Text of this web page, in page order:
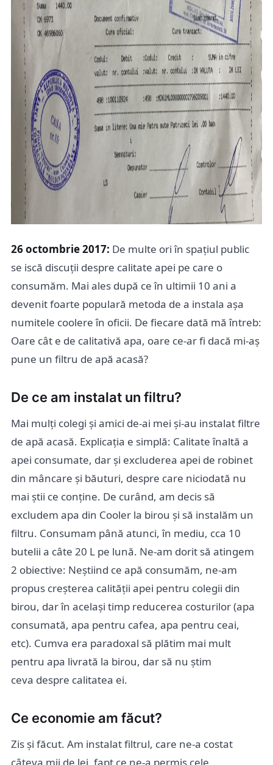
26 octombrie 2017: De multe ori în spațiul public
se iscă discuții despre calitate apei pe care o
consumăm. Mai ales după ce în ultimii 10 ani a
devenit foarte populară metoda de a instala așa
numitele coolere în oficii. De fiecare dată mă întreb:
Oare cât e de calitativă apa, oare ce-ar fi dacă mi-aș
pune un filtru de apă acasă?
De ce am instalat un filtru?
Mai mulți colegi și amici de-ai mei și-au instalat filtre
de apă acasă. Explicația e simplă: Calitate înaltă a
apei consumate, dar și excluderea apei de robinet
din mâncare și băuturi, despre care niciodată nu
mai știi ce conține. De curând, am decis să
excludem apa din Cooler la birou și să instalăm un
filtru. Consumam până atunci, în mediu, cca 10
butelii a câte 20 L pe lună. Ne-am dorit să atingem
2 obiective: Neștiind ce apă consumăm, ne-am
propus creșterea calității apei pentru colegii din
birou, dar în același timp reducerea costurilor (apa
consumată, apa pentru cafea, apa pentru ceai,
etc). Cumva era paradoxal să plătim mai mult
pentru apa livrată la birou, dar să nu știm
ceva despre calitatea ei.
Ce economie am făcut?
Zis și făcut. Am instalat filtrul, care ne-a costat